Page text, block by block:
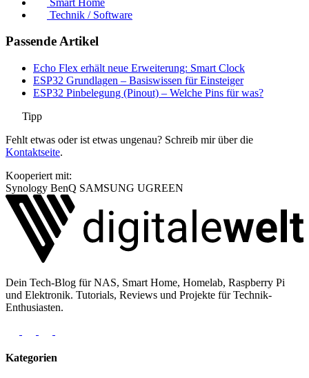
Technik / Software
Passende Artikel
Echo Flex erhält neue Erweiterung: Smart Clock
ESP32 Grundlagen – Basiswissen für Einsteiger
ESP32 Pinbelegung (Pinout) – Welche Pins für was?
Tipp
Fehlt etwas oder ist etwas ungenau? Schreib mir über die
Kontaktseite.
Kooperiert mit:
Synology BenQ SAMSUNG UGREEN
Dein Tech-Blog für NAS, Smart Home, Homelab, Raspberry Pi
und Elektronik. Tutorials, Reviews und Projekte für Technik-
Enthusiasten.
Kategorien